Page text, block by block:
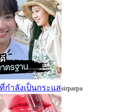
กำลังเป็นกระแสsirparpa